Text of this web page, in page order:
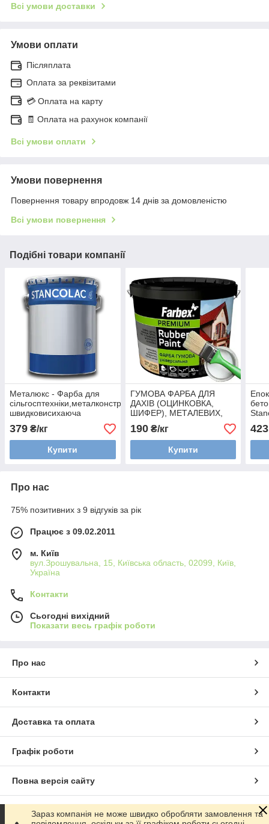
Всі умови доставки
Умови оплати
Післяплата
Оплата за реквізитами
💳 Оплата на карту
🧾 Оплата на рахунок компанії
Всі умови оплати
Умови повернення
Повернення товару впродовж 14 днів за домовленістю
Всі умови повернення
Подібні товари компанії
Металюкс - Фарба для
сільгосптехніки,металконструкцій
швидковисихаюча
379 ₴/кг
Купити
ГУМОВА ФАРБА ДЛЯ
ДАХІВ (ОЦИНКОВКА,
ШИФЕР), МЕТАЛЕВИХ,
МІНЕРАЛЬНИХ І
ДЕРЕВ'ЯНИХ
ПОВЕРХОНЬ
190₴/кг
Купити
423
Про нас
75% позитивних з 9 відгуків за рік
Працює з 09.02.2011
м. Київ
вул.Зрошувальна, 15, Київська область, 02099, Київ,
Україна
Контакти
Сьогодні вихідний
Показати весь графік роботи
Про нас
Контакти
Доставка та оплата
Графік роботи
Повна версія сайту
Сайт створено на маркетплейсіProm.ua
Зараз компанія не може швидко обробляти замовлення та